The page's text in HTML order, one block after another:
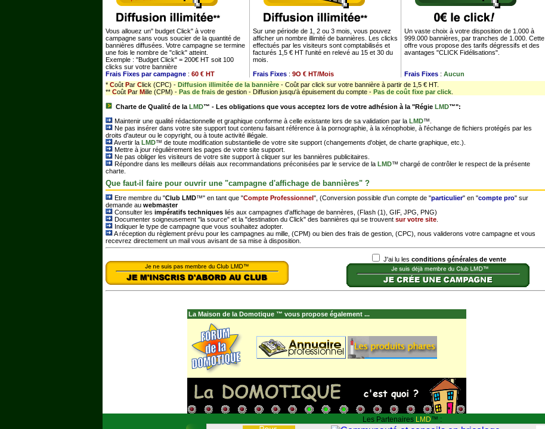
Vous allouez un" budget Click" à votre
campagne sans vous soucier de la quantité de
bannières diffusées. Votre campagne se termine
une fois le nombre de "click" atteint.
Exemple : "Budget Click" = 200€ HT soit 100
clicks sur votre bannière
Frais Fixes par campagne : 60 € HT
Sur une période de 1, 2 ou 3 mois, vous pouvez
afficher un nombre illimité de bannières. Les clicks
effectués par les visiteurs sont comptabilisés et
facturés 1,5 € HT l'unité en relevé au 15 et 30 du
mois.
Frais Fixes : 9O € HT/Mois
Un vaste choix à votre disposition de 1.000 à
999.000 bannières, par tranches de 1.000. Cette
offre vous propose des tarifs dégressifs et des
avantages "CLICK Fidélisations".
Frais Fixes : Aucun
* Coût Par Click (CPC) - Diffusion illimitée de la bannière - Coût par click sur votre bannière à partir de 1,5 € HT.
** Coût Par Mille (CPM) - Pas de frais de gestion - Diffusion jusqu'à épuisement du compte - Pas de coût fixe par click
Charte de Qualité de la LMD™ - Les obligations que vous acceptez lors de votre adhésion à la "Régie LMD™":
Maintenir une qualité rédactionnelle et graphique conforme à celle existante lors de sa validation par la LMD™.
Ne pas insérer dans votre site support tout contenu faisant référence à la pornographie, à la xénophobie, à l'échange de fichiers protégés par les
droits d'auteur ou le copyright, ou à toute activité illégale.
Avertir la LMD™ de toute modification substantielle de votre site support (changements d'objet, de charte graphique, etc.).
Mettre à jour régulièrement les pages de votre site support.
Ne pas obliger les visiteurs de votre site support à cliquer sur les bannières publicitaires.
Répondre dans les meilleurs délais aux recommandations préconisées par le service de la LMD™ chargé de contrôler le respect de la présente
charte.
Que faut-il faire pour ouvrir une "campagne d'affichage de bannières" ?
Etre membre du "Club LMD™" en tant que "Compte Professionnel", (Conversion possible d'un compte de "particulier" en "compte pro" sur
demande au webmaster
Consulter les impératifs techniques liés aux campagnes d'affichage de bannères, (Flash (1), GIF, JPG, PNG)
Documenter soigneusement "la source" et la "destination du Click" des bannières qui se trouvent sur votre site
Indiquer le type de campagne que vous souhaitez adopter.
A réception du règlement prévu pour les campagnes au mille, (CPM) ou bien des frais de gestion, (CPC), nous validerons votre campagne et vous
recevrez directement un mail vous avisant de sa mise à disposition.
J'ai lu les conditions générales de vente
La Maison de la Domotique ™ vous propose également ...
Les Partenaires LMD™ :